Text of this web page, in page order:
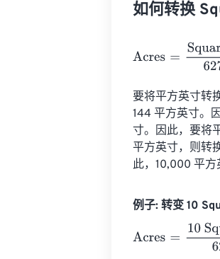
如何转换
Acres Square
要将平方英寸转
144 平方英寸。
寸。因此，要将
平方英寸，则转
此，10,000 平方
例子: 转变 10
Acres
10